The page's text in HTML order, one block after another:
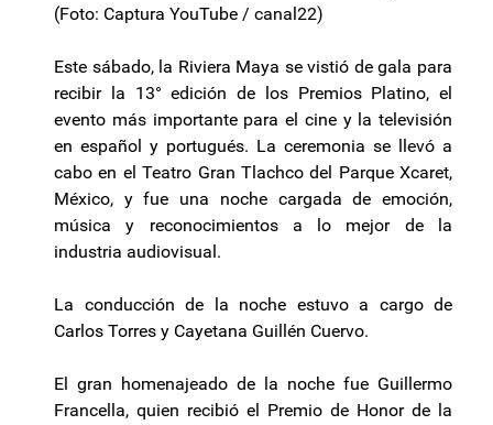
(Foto: Captura YouTube / canal22)
Este sábado, la Riviera Maya se vistió de gala para
recibir la 13° edición de los Premios Platino, el
evento más importante para el cine y la televisión
en español y portugués. La ceremonia se llevó a
cabo en el Teatro Gran Tlachco del Parque Xcaret,
México, y fue una noche cargada de emoción,
música y reconocimientos a lo mejor de la
industria audiovisual.
La conducción de la noche estuvo a cargo de
Carlos Torres y Cayetana Guillén Cuervo.
El gran homenajeado de la noche fue Guillermo
Francella, quien recibió el Premio de Honor de la